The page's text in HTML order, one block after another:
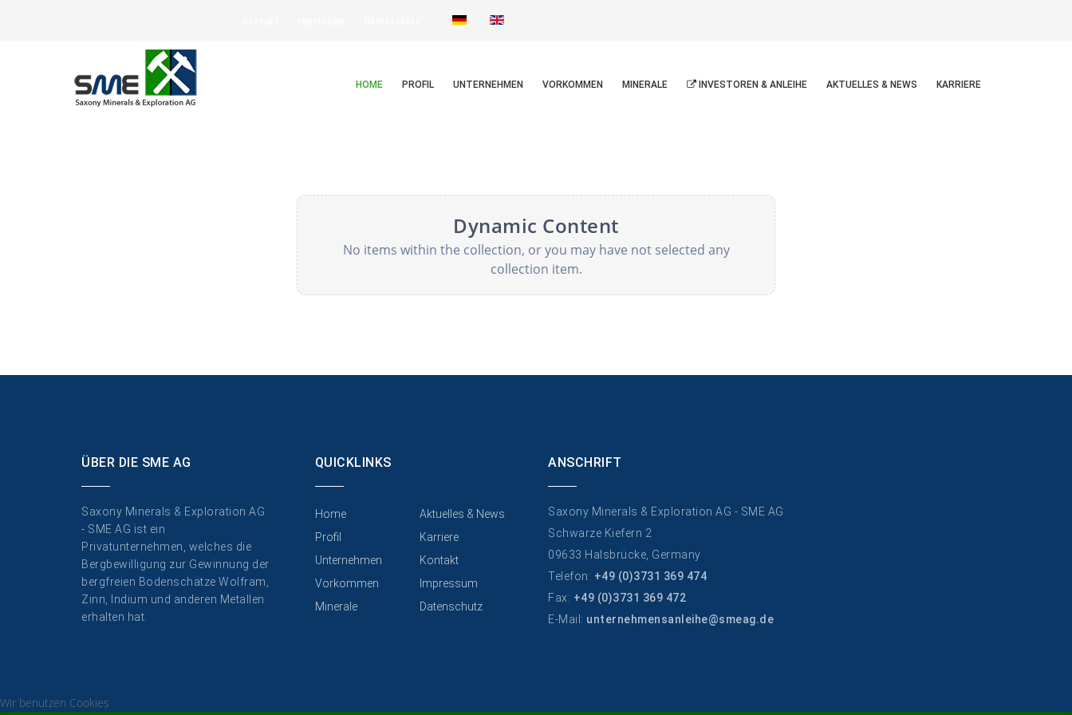
HOME PROFIL UNTERNEHMEN VORKOMMEN MINERALE INVESTOREN & ANLEIHE AKTUELLES & NEWS KARRIERE
Dynamic Content
No items within the collection, or you may have not selected any
collection item.
ÜBER DIE SME AG
Saxony Minerals & Exploration AG
- SME AG ist ein
Privatunternehmen, welches die
Bergbewilligung zur Gewinnung der
bergfreien Bodenschätze Wolfram,
Zinn, Indium und anderen Metallen
erhalten hat.
QUICKLINKS
Home
Profil
Unternehmen
Vorkommen
Minerale
Aktuelles & News
Karriere
Kontakt
Impressum
Datenschutz
ANSCHRIFT
Saxony Minerals & Exploration AG - SME AG
Schwarze Kiefern 2
09633 Halsbrücke, Germany
Telefon: +49 (0)3731 369 474
Fax: +49 (0)3731 369 472
E-Mail: unternehmensanleihe@smeag.de
Wir benutzen Cookies